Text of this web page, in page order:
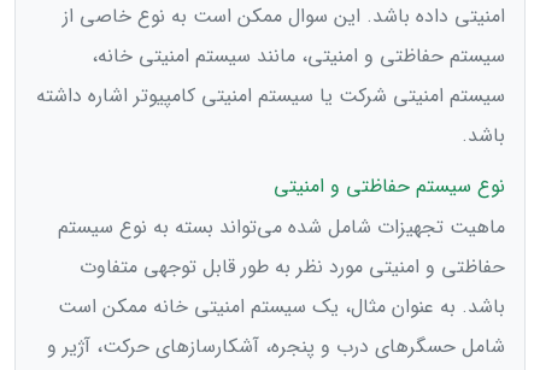
امنیتی داده باشد. این سوال ممکن است به نوع خاصی از
سیستم حفاظتی و امنیتی، مانند سیستم امنیتی خانه،
سیستم امنیتی شرکت یا سیستم امنیتی کامپیوتر اشاره داشته
باشد.
نوع سیستم حفاظتی و امنیتی
ماهیت تجهیزات شامل شده می‌تواند بسته به نوع سیستم
حفاظتی و امنیتی مورد نظر به طور قابل توجهی متفاوت
باشد. به عنوان مثال، یک سیستم امنیتی خانه ممکن است
شامل حسگرهای درب و پنجره، آشکارسازهای حرکت، آژیر و